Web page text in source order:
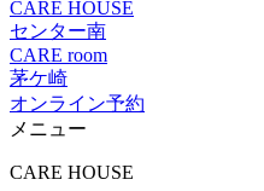
CARE HOUSE
センター南
CARE room
茅ケ崎
オンライン予約
メニュー
CARE HOUSE